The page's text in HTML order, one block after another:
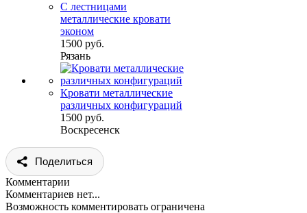
С лестницами
металлические кровати
эконом
1500 руб.
Рязань
Кровати металлические
различных конфигураций
1500 руб.
Воскресенск
Поделиться
Комментарии
Комментариев нет...
Возможность комментировать ограничена